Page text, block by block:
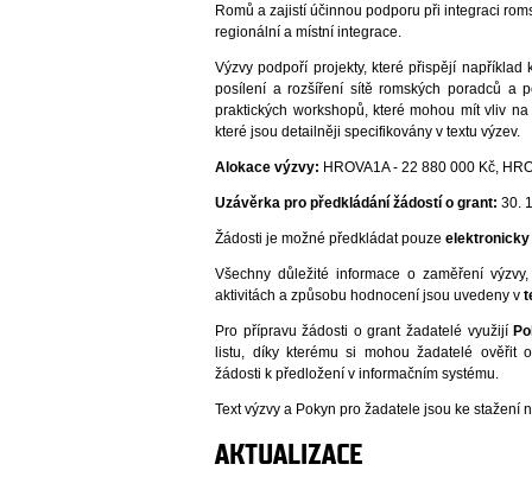
Romů a zajistí účinnou podporu při integraci
regionální a místní integrace.
Výzvy podpoří projekty, které přispějí
posílení a rozšíření sítě romských poradců a
praktických workshopů, které mohou mít vliv
které jsou detailněji specifikovány v textu výzev.
Alokace výzvy: HROVA1A - 22 880 000 Kč,
Uzávěrka pro předkládání žádostí o grant: 30.
Žádosti je možné předkládat pouzeelektronicky
Všechny důležité informace o zaměření
aktivitách a způsobu hodnocení jsou uvedeny v
Pro přípravu žádosti o grant žadatelé využijí
listu, díky kterému si mohou žadatelé ověřit
žádosti k předložení v informačním systému.
Text výzvy a Pokyn pro žadatele jsou ke stažení
AKTUALIZACE